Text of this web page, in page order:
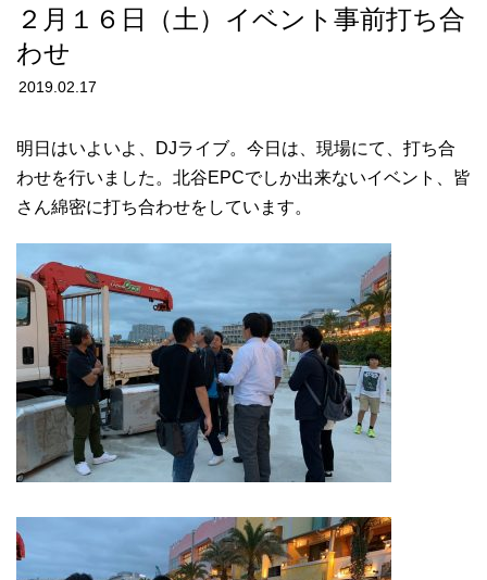
２月１６日（土）イベント事前打ち合
わせ
2019.02.17
明日はいよいよ、DJライブ。今日は、現場にて、打ち合
わせを行いました。北谷EPCでしか出来ないイベント、皆
さん綿密に打ち合わせをしています。